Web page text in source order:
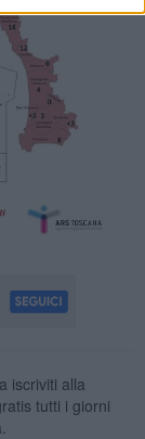
iscriviti alla
tutti i giorni